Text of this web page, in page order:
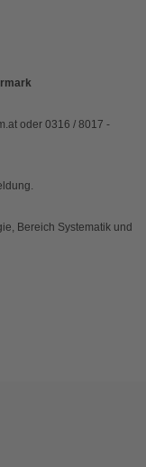
oder 0316 / 8017 -
Bereich Systematik und